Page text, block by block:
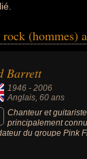
(hommes)
Barrett
1946 - 2006
Anglais, 60 ans
Chanteur et
principalement
du groupe Pink
mis à l'écart par les
à cause de son